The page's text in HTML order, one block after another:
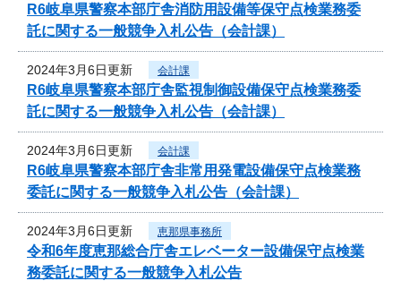
R6岐阜県警察本部庁舎消防用設備等保守点検業務委
託に関する一般競争入札公告（会計課）
2024年3月6日更新 会計課
R6岐阜県警察本部庁舎監視制御設備保守点検業務委
託に関する一般競争入札公告（会計課）
2024年3月6日更新 会計課
R6岐阜県警察本部庁舎非常用発電設備保守点検業務
委託に関する一般競争入札公告（会計課）
2024年3月6日更新 恵那県事務所
令和6年度恵那総合庁舎エレベーター設備保守点検業
務委託に関する一般競争入札公告